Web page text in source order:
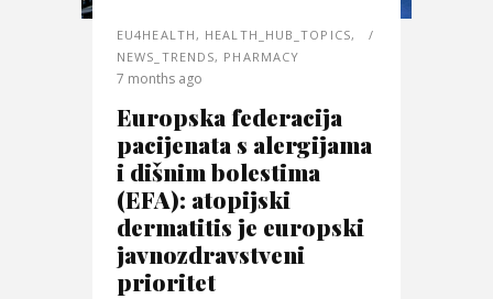
EU4HEALTH, HEALTH_HUB_TOPICS,
NEWS_TRENDS, PHARMACY
7 months ago
Europska federacija
pacijenata s alergijama
i dišnim bolestima
(EFA): atopijski
dermatitis je europski
javnozdravstveni
prioritet